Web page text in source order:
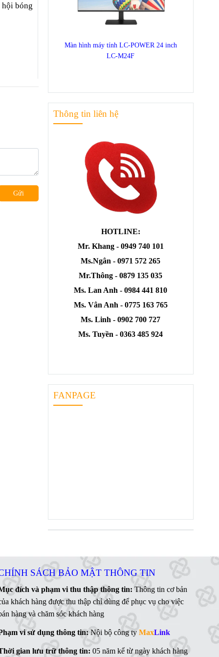
bóng
Xem thêm ››
Gửi
Màn hình máy tính LC-POWER 24 inch
LC-M24F
Thông tin liên hệ
HOTLINE:
Mr. Khang - 0949 740 101
Ms.Ngân - 0971 572 265
Mr.Thông - 0879 135 035
Ms. Lan Anh - 0984 441 810
Ms. Vân Anh - 0775 163 765
Ms. Linh - 0902 700 727
Ms. Tuyền - 0363 485 924
FANPAGE
SÁCH BẢO MẬT THÔNG TIN
đích và phạm vi thu thập thông tin: Thông tin cơ bản
khách hàng được thu thập chỉ dùng để phục vụ cho việc
hàng và chăm sóc khách hàng
vi sử dụng thông tin:Nội bộ công ty MaxLink
gian lưu trữ thông tin: 05 năm kể từ ngày khách hàng